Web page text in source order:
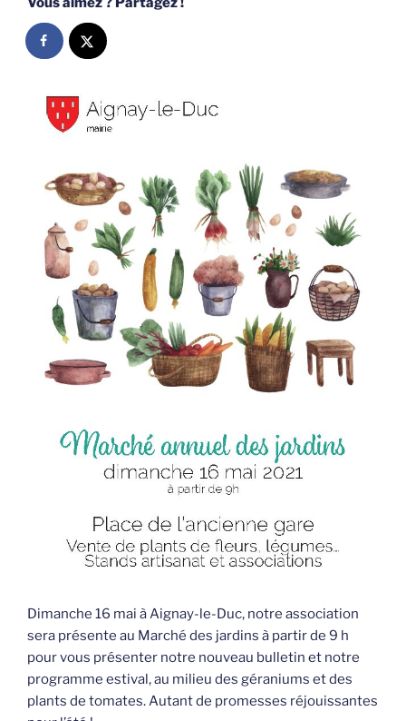
Dimanche 16 mai à Aignay-le-Duc, notre association
sera présente au Marché des jardins à partir de 9 h
pour vous présenter notre nouveau bulletin et notre
programme estival, au milieu des géraniums et des
plants de tomates. Autant de promesses réjouissantes